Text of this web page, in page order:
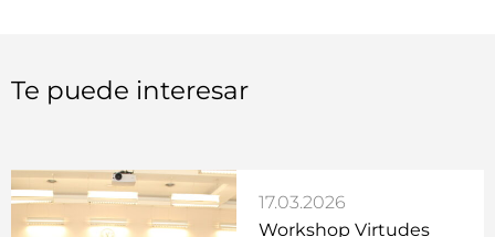
Te puede interesar
17.03.2026
Workshop Virtudes